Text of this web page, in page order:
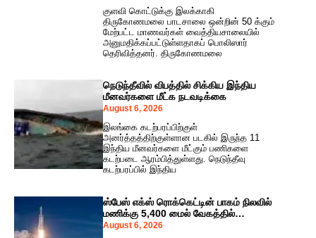
குளவி கொட்டுக்கு இலக்காகி
திருகோணமலை பாடசாலை ஒன்றின் 50 க்கும்
மேற்பட்ட மாணவர்கள் வைத்தியசாலையில்
அனுமதிக்கப்பட்டுள்ளதாகப் பொலிஸார்
தெரிவித்தனர். திருகோணமலை
நெடுந்தீவில் விபத்தில் சிக்கிய இந்திய
மீனவர்களை மீட்க நடவடிக்கை
August 6, 2026
இலங்கை கடற்பரப்பிற்குள்
அனர்த்தத்திற்குள்ளான படகில் இருந்த 11
இந்திய மீனவர்களை மீட்கும் பணிகளை
கடற்படை ஆரம்பித்துள்ளது. நெடுந்தீவு
கடற்பரப்பில் இந்திய
ஸ்பேஸ் எக்ஸ் ரொக்கெட்டின் பாகம் நிலவில்
மணிக்கு 5,400 மைல் வேகத்தில்
மோதியது!
August 6, 2026